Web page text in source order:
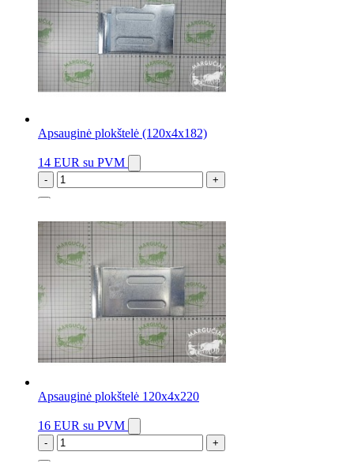
Apsauginė plokštelė (120x4x182)
14 EUR su PVM
- +
Apsauginė plokštelė 120x4x220
16 EUR su PVM
- +